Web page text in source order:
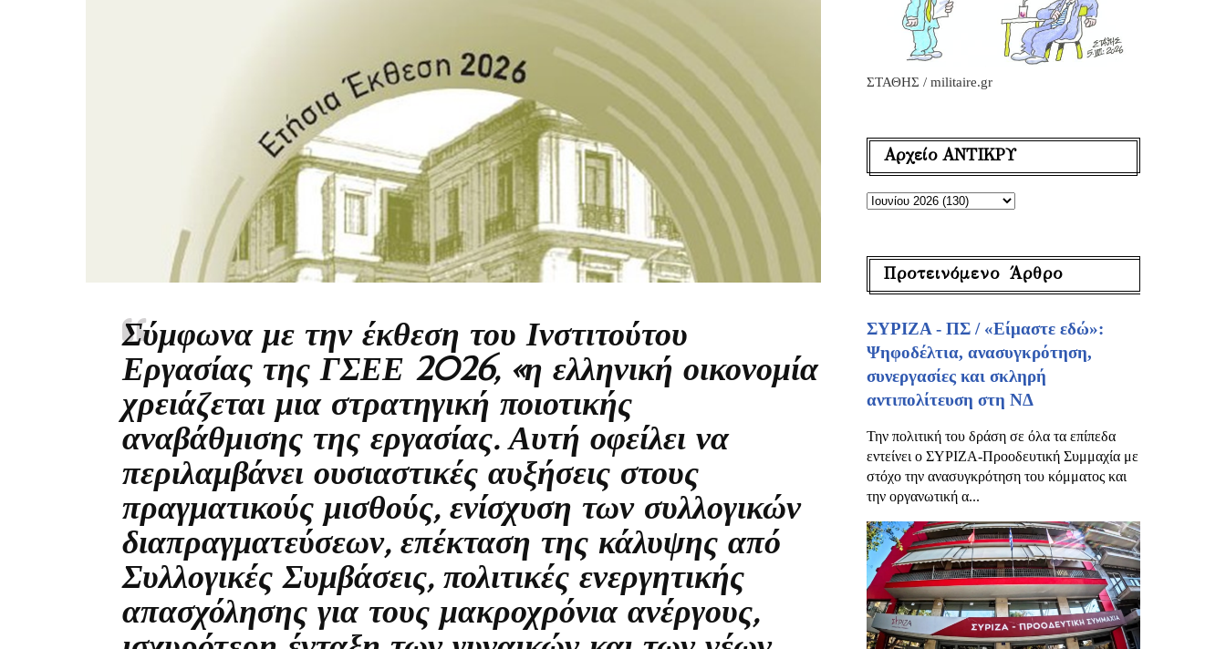
Σύμφωνα με την έκθεση του Ινστιτούτου
Εργασίας της ΓΣΕΕ 2026, «η ελληνική οικονομία
χρειάζεται μια στρατηγική ποιοτικής
αναβάθμισης της εργασίας. Αυτή οφείλει να
περιλαμβάνει ουσιαστικές αυξήσεις στους
πραγματικούς μισθούς, ενίσχυση των συλλογικών
διαπραγματεύσεων, επέκταση της κάλυψης από
Συλλογικές Συμβάσεις, πολιτικές ενεργητικής
απασχόλησης για τους μακροχρόνια ανέργους,
ΣΤΑΘΗΣ / militaire.gr
Αρχείο ΑΝΤΙΚΡΥ
Προτεινόμενο Άρθρο
ΣΥΡΙΖΑ - ΠΣ / «Είμαστε εδώ»:
Ψηφοδέλτια, ανασυγκρότηση,
συνεργασίες και σκληρή
αντιπολίτευση στη ΝΔ
Την πολιτική του δράση σε όλα τα επίπεδα
εντείνει ο ΣΥΡΙΖΑ-Προοδευτική Συμμαχία με
στόχο την ανασυγκρότηση του κόμματος και
την οργανωτική α...